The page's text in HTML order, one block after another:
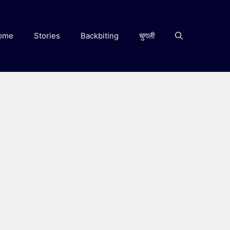
Stories Backbiting चुगली